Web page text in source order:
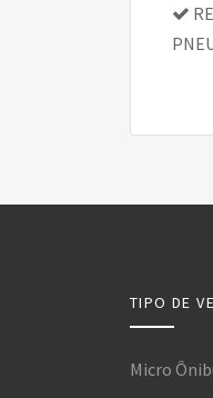
TIPO DE
Micro